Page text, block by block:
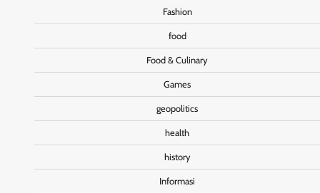
Fashion
food
Food & Culinary
Games
geopolitics
health
history
Informasi